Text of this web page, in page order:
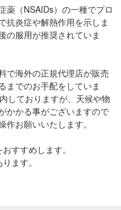
薬（NSAIDs）の一種でプロ
抗炎症や解熱作用を示しま
の服用が推奨されていま
で海外の正規代理店が販売
までのお手配をしていま
しておりますが、天候や物
かかる事がございますので
お願いいたします。
すすめします。
ます。